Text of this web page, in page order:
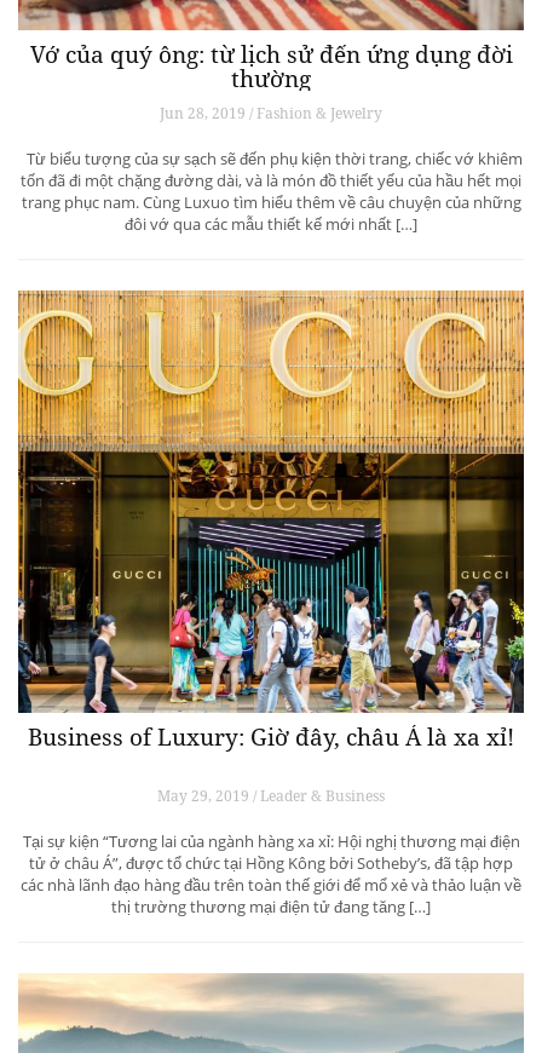
Vớ của quý ông: từ lịch sử đến ứng dụng đời
thường
Jun 28, 2019 / Fashion & Jewelry
Từ biểu tượng của sự sạch sẽ đến phụ kiện thời trang, chiếc vớ khiêm
tốn đã đi một chặng đường dài, và là món đồ thiết yếu của hầu hết mọi
trang phục nam. Cùng Luxuo tìm hiểu thêm về câu chuyện của những
đôi vớ qua các mẫu thiết kế mới nhất […]
Business of Luxury: Giờ đây, châu Á là xa xỉ!
May 29, 2019 / Leader & Business
Tại sự kiện “Tương lai của ngành hàng xa xỉ: Hội nghị thương mại điện
tử ở châu Á”, được tổ chức tại Hồng Kông bởi Sotheby’s, đã tập hợp
các nhà lãnh đạo hàng đầu trên toàn thế giới để mổ xẻ và thảo luận về
thị trường thương mại điện tử đang tăng […]